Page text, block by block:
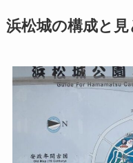
浜松城の構成と見